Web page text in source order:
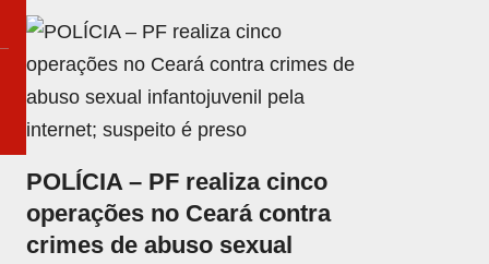
POLÍCIA – PF realiza cinco
operações no Ceará contra
crimes de abuso sexual